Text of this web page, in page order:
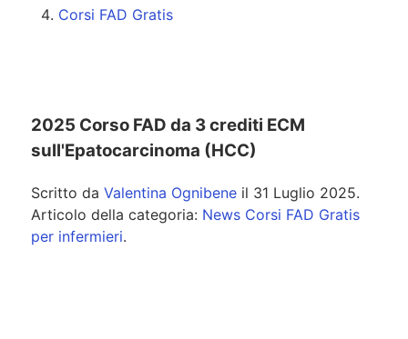
Corsi FAD Gratis
2025 Corso FAD da 3 crediti ECM
sull'Epatocarcinoma (HCC)
Scritto da Valentina Ognibene il 31 Luglio 2025.
Articolo della categoria: News Corsi FAD Gratis
per infermieri.